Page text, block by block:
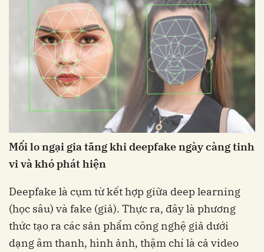
Mối lo ngại gia tăng khi deepfake ngày càng tinh
vi và khó phát hiện
Deepfake là cụm từ kết hợp giữa deep learning
(học sâu) và fake (giả). Thực ra, đây là phương
thức tạo ra các sản phẩm công nghệ giả dưới
dạng âm thanh, hình ảnh, thậm chí là cả video